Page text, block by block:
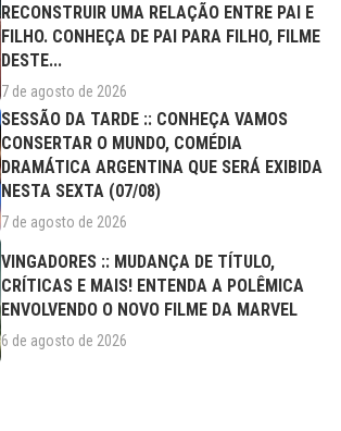
RECONSTRUIR UMA RELAÇÃO ENTRE PAI E
FILHO. CONHEÇA DE PAI PARA FILHO, FILME
DESTE...
7 de agosto de 2026
SESSÃO DA TARDE :: CONHEÇA VAMOS
CONSERTAR O MUNDO, COMÉDIA
DRAMÁTICA ARGENTINA QUE SERÁ EXIBIDA
NESTA SEXTA (07/08)
7 de agosto de 2026
VINGADORES :: MUDANÇA DE TÍTULO,
CRÍTICAS E MAIS! ENTENDA A POLÊMICA
ENVOLVENDO O NOVO FILME DA MARVEL
6 de agosto de 2026